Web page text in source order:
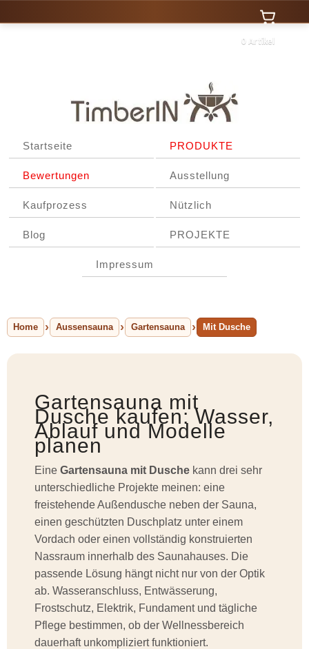
0 Artikel
Startseite PRODUKTE
Bewertungen Ausstellung
Kaufprozess Nützlich
Blog PROJEKTE
Impressum
Home Aussensauna Gartensauna Mit Dusche
Gartensauna mit
Dusche kaufen: Wasser,
Ablauf und Modelle
planen
Eine Gartensauna mit Dusche kann drei sehr
unterschiedliche Projekte meinen: eine
freistehende Außendusche neben der Sauna,
einen geschützten Duschplatz unter einem
Vordach oder einen vollständig konstruierten
Nassraum innerhalb des Saunahauses. Die
passende Lösung hängt nicht nur von der Optik
ab. Wasseranschluss, Entwässerung,
Frostschutz, Elektrik, Fundament und tägliche
Pflege bestimmen, ob der Wellnessbereich
dauerhaft unkompliziert funktioniert.